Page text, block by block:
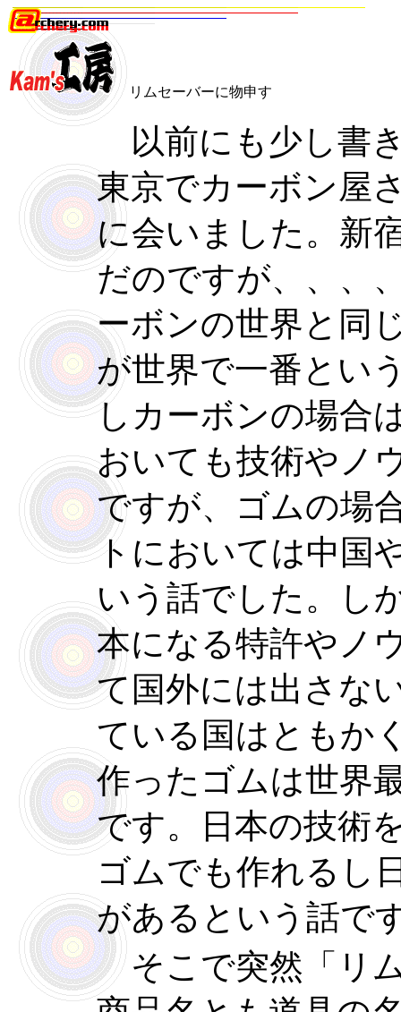
リムセーバーに物申す
以前にも少し書
東京でカーボン屋
に会いました。新
だのですが、、、
ーボンの世界と同
が世界で一番とい
しカーボンの場合
おいても技術やノ
ですが、ゴムの場
トにおいては中国
いう話でした。し
本になる特許やノ
て国外には出さな
ている国はともか
作ったゴムは世界
です。日本の技術
ゴムでも作れるし
があるという話で
そこで突然「リ